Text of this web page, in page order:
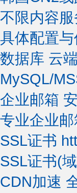
不限内容
具体配置与
数据库 云端
MySQL/
企业邮箱
专业企业
SSL证书
SSL证书(
CDN加速